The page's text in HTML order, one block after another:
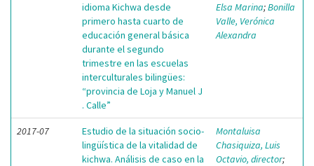
idioma Kichwa desde
primero hasta cuarto de
educación general básica
durante el segundo
trimestre en las escuelas
interculturales bilingües:
“provincia de Loja y Manuel J
. Calle”
Elsa Marina;Bonilla
Valle, Verónica
Alexandra
2017-07
Estudio de la situación socio-
lingüística de la vitalidad de
kichwa. Análisis de caso en la
Montaluisa
Chasiquiza, Luis
Octavio, director;